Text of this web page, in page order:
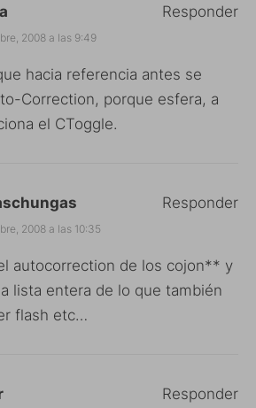
2008 a las 9:49
hacia referencia antes se
Correction, porque esfera, a
el CToggle.
Responder
2008 a las 10:35
autocorrection de los cojon** y
lista entera de lo que también
flash etc…
Responder
Responder